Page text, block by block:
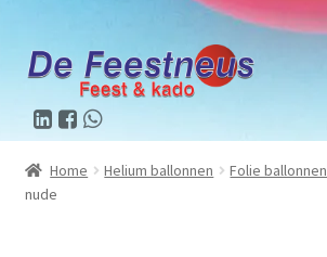
Home Helium ballonnen Folie ballonnen
nude